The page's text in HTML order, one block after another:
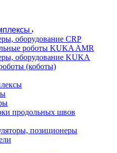
оборудование CRP
роботы KUKA AMR
оборудование KUKA
(коботы)
продольных швов
позиционеры